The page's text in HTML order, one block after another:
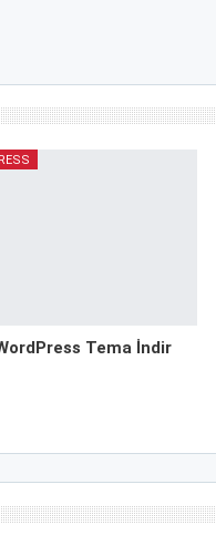
Tema İndir